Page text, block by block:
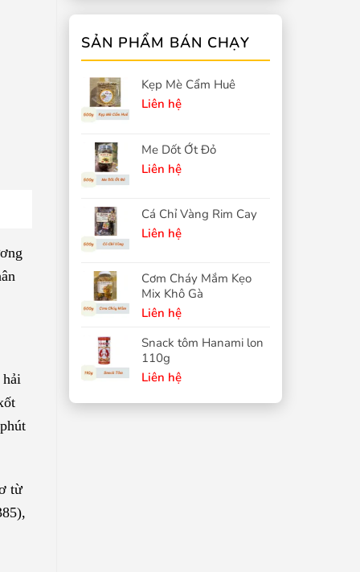
SẢN PHẨM BÁN CHẠY
Kẹp Mè Cẩm Huê
Liên hệ
Me Dốt Ớt Đỏ
Liên hệ
Cá Chỉ Vàng Rim Cay
Liên hệ
Cơm Cháy Mắm Kẹo
Mix Khô Gà
Liên hệ
Snack tôm Hanami lon
110g
Liên hệ
hải
từ